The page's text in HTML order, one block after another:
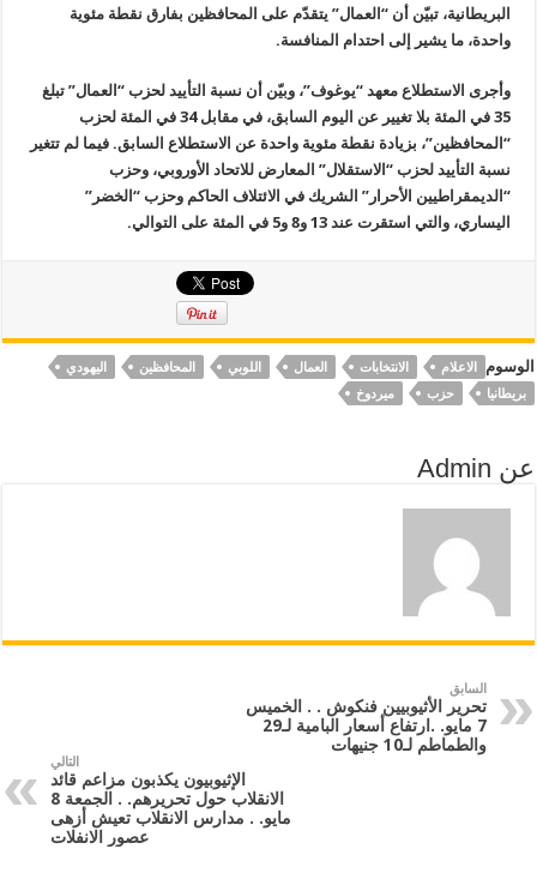
البريطانية، تبيّن أن “العمال” يتقدّم على المحافظين بفارق نقطة مئوية
واحدة، ما يشير إلى احتدام المنافسة.
وأجرى الاستطلاع معهد “يوغوف”، وبيّن أن نسبة التأييد لحزب “العمال” تبلغ
35 في المئة بلا تغيير عن اليوم السابق، في مقابل 34 في المئة لحزب
“المحافظين”، بزيادة نقطة مئوية واحدة عن الاستطلاع السابق. فيما لم تتغير
نسبة التأييد لحزب “الاستقلال” المعارض للاتحاد الأوروبي، وحزب
“الديمقراطيين الأحرار” الشريك في الائتلاف الحاكم وحزب “الخضر”
اليساري، والتي استقرت عند 13 و8 و5 في المئة على التوالي.
الوسوم الاعلام الانتخابات العمال اللوبي المحافظين
اليهودي
بريطانيا
حزب ميردوخ
عن Admin
السابق
تحرير الأثيوبيين فنكوش . . الخميس
7 مايو. .ارتفاع أسعار البامية لـ29
والطماطم لـ10 جنيهات
التالي
الإثيوبيون يكذبون مزاعم قائد
الانقلاب حول تحريرهم. . الجمعة 8
مايو. . مدارس الانقلاب تعيش أزهى
عصور الانفلات